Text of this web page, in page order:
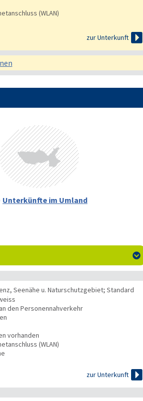
(WLAN)
zur Unterkunft 
Unterkünfte im Umland

Seenähe u. Naturschutzgebiet; Standard
den Personennahverkehr
vorhanden
(WLAN)
zur Unterkunft 